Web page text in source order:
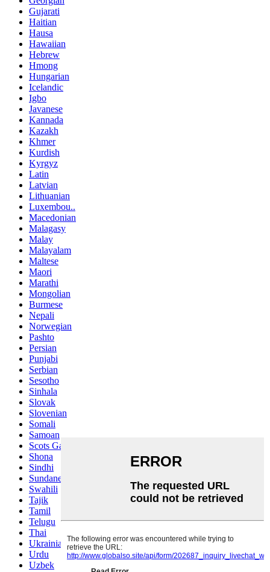
Gujarati
Haitian
Hausa
Hawaiian
Hebrew
Hmong
Hungarian
Icelandic
Igbo
Javanese
Kannada
Kazakh
Khmer
Kurdish
Kyrgyz
Latin
Latvian
Lithuanian
Luxembou..
Macedonian
Malagasy
Malay
Malayalam
Maltese
Maori
Marathi
Mongolian
Burmese
Nepali
Norwegian
Pashto
Persian
Punjabi
Serbian
Sesotho
Sinhala
Slovak
Slovenian
Somali
Samoan
Scots Gaelic
Shona
Sindhi
Sundanese
Swahili
Tajik
Tamil
Telugu
Thai
Ukrainian
Urdu
Uzbek